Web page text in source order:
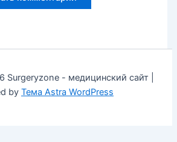
- медицинский сайт |
by Тема Astra WordPress